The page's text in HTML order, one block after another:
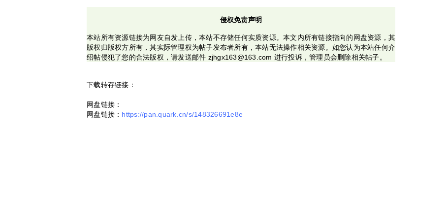
侵权免责声明
本站所有资源链接为网友自发上传，本站不存储任何实质资源。本文内所有链接指向的网盘资源，其
版权归版权方所有，其实际管理权为帖子发布者所有，本站无法操作相关资源。如您认为本站任何介
绍帖侵犯了您的合法版权，请发送邮件 zjhgx163@163.com 进行投诉，管理员会删除相关帖子。
下载转存链接：
网盘链接：
网盘链接： https://pan.quark.cn/s/148326691e8e